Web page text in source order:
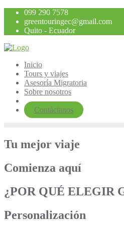
Saltar
contenido
099 290 7578
greentouringec@gmail.com
Quito - Ecuador
Inicio
Tours y viajes
Asesoría Migratoria
Sobre nosotros
Contáctanos
Tu mejor viaje
Comienza aquí
¿POR QUÉ ELEGIR
Personalización